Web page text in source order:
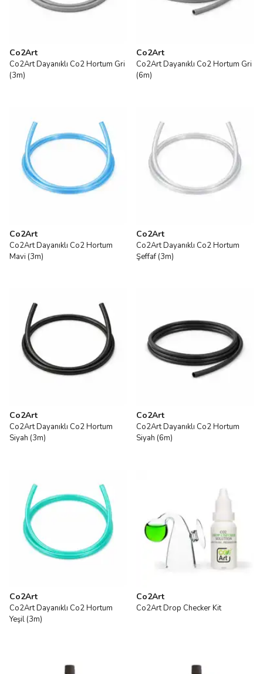
Co2Art
Co2Art Dayanıklı Co2 Hortum Gri
(3m)
Co2Art
Co2Art Dayanıklı Co2 Hortum Gri
(6m)
Co2Art
Co2Art Dayanıklı Co2 Hortum
Mavi (3m)
Co2Art
Co2Art Dayanıklı Co2 Hortum
Şeffaf (3m)
Co2Art
Co2Art Dayanıklı Co2 Hortum
Siyah (3m)
Co2Art
Co2Art Dayanıklı Co2 Hortum
Siyah (6m)
Co2Art
Co2Art Dayanıklı Co2 Hortum
Yeşil (3m)
Co2Art
Co2Art Drop Checker Kit